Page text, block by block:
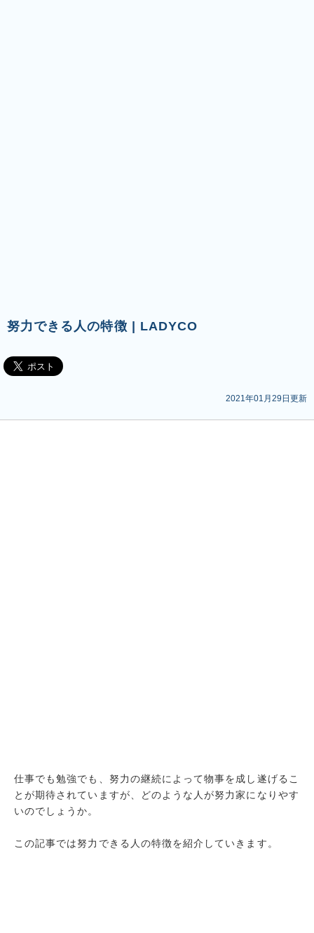
努力できる人の特徴 | LADYCO
2021年01月29日更新
仕事でも勉強でも、努力の継続によって物事を成し遂げるこ
とが期待されていますが、どのような人が努力家になりやす
いのでしょうか。
この記事では努力できる人の特徴を紹介していきます。